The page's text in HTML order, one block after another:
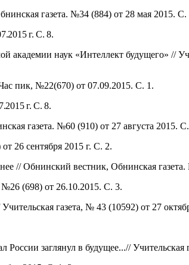
газета. №34 (884) от 28 мая 2015. С.
г. С. 8.
академии наук «Интеллект будущего» //
пик, №22(670) от 07.09.2015. С. 1.
г. С. 8.
газета. №60 (910) от 27 августа 2015.
26 сентября 2015 г. С. 2.
// Обнинский вестник, Обнинская
№26 (698) от 26.10.2015. С. 3.
газета, № 43 (10592) от 27
заглянул в будущее...//